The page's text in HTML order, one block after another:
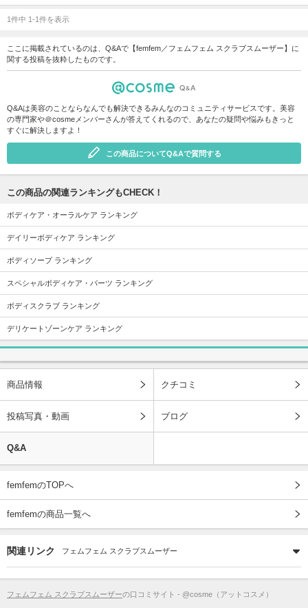
1件中 1-1件を表示
ここに掲載されているのは、Q&Aで【femfem／フェムフェム スクラブスムーザー】に
関する投稿を抜粋したものです。
Q&Aは美容のことならなんでも解決できるみんなのコミュニティサービスです。美容
の専門家や＠cosmeメンバーさんが答えてくれるので、あなたの疑問や悩みもきっと
すぐに解決しますよ！
この商品についてQ&Aで質問する
この商品の関連ランキングもCHECK！
ボディケア・オーラルケア ランキング
デイリーボディケア ランキング
ボディソープ ランキング
スペシャルボディケア・パーツ ランキング
ボディスクラブ ランキング
デリケートゾーンケア ランキング
商品情報 クチコミ
投稿写真・動画 ブログ
Q&A
femfemのTOPへ
femfemの商品一覧へ
関連リンク フェムフェム スクラブスムーザー
フェムフェム スクラブスムーザーの口コミサイト - @cosme（アットコスメ）